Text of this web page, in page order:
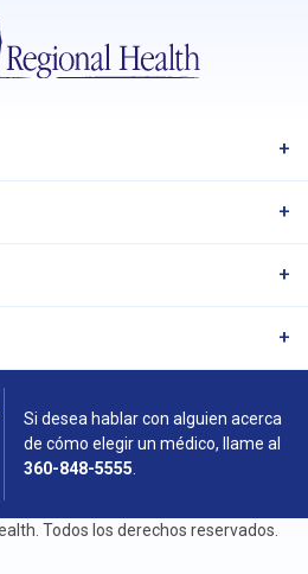
Si desea hablar con alguien acerca
de cómo elegir un médico, llame al
360-848-5555
Todos los derechos reservados.